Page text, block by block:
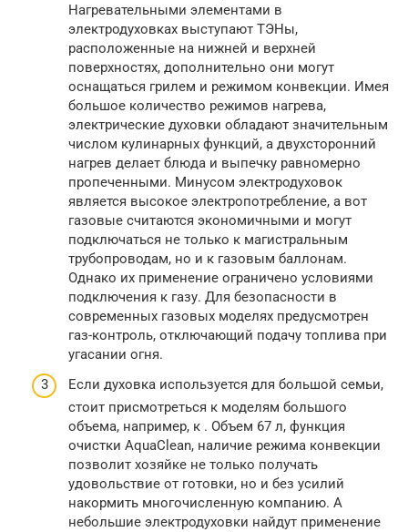
Нагревательными элементами в
электродуховках выступают ТЭНы,
расположенные на нижней и верхней
поверхностях, дополнительно они могут
оснащаться грилем и режимом конвекции. Имея
большое количество режимов нагрева,
электрические духовки обладают значительным
числом кулинарных функций, а двухсторонний
нагрев делает блюда и выпечку равномерно
пропеченными. Минусом электродуховок
является высокое электропотребление, а вот
газовые считаются экономичными и могут
подключаться не только к магистральным
трубопроводам, но и к газовым баллонам.
Однако их применение ограничено условиями
подключения к газу. Для безопасности в
современных газовых моделях предусмотрен
газ-контроль, отключающий подачу топлива при
угасании огня.
Если духовка используется для большой семьи,
стоит присмотреться к моделям большого
объема, например, к . Объем 67 л, функция
очистки AquaClean, наличие режима конвекции
позволит хозяйке не только получать
удовольствие от готовки, но и без усилий
накормить многочисленную компанию. А
небольшие электродуховки найдут применение